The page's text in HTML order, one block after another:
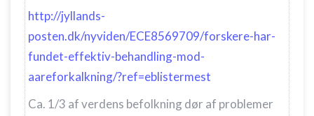
http://jyllands-
posten.dk/nyviden/ECE8569709/forskere-har-
fundet-effektiv-behandling-mod-
aareforkalkning/?ref=eblistermest
Ca. 1/3 af verdens befolkning dør af problemer